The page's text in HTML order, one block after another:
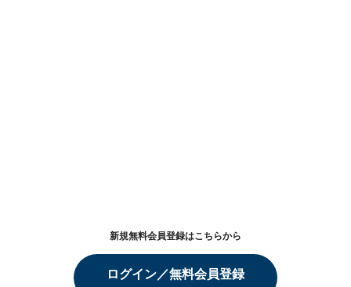
新規無料会員登録はこちらから
ログイン／無料会員登録